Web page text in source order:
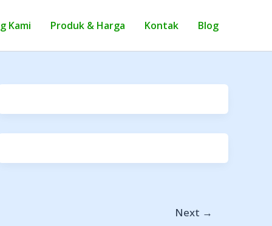
Kami Produk & Harga Kontak Blog
Next →